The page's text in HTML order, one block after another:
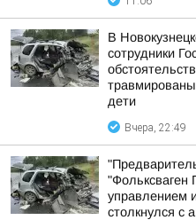
В
сотрудники
дети
Вчера, 22:49
"Фольксваген
управлением
столкнулся с